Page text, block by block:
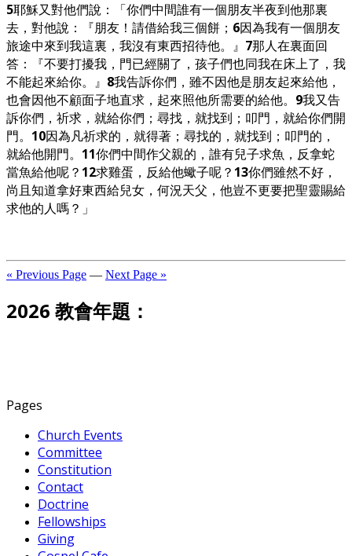
5耶穌又對他們說：「你們中間誰有一個朋友半夜到他那裏
去，對他說：『朋友！請借給我三個餅； 6因為我有一個朋友
旅途中來到我這裏，我沒有東西招待他。』 7那人在裏面回
答：『不要打擾我，門已經關了，孩子們也同我在床上了，我
不能起來給你。』 8我告訴你們，雖不因他是朋友起來給他，
也會因他不顧面子地直求，起來照他所需要的給他。 9我又告
訴你們，祈求，就給你們；尋找，就找到；叩門，就給你們開
門。 10因為凡祈求的，就得著；尋找的，就找到；叩門的，
就給他開門。 11你們中間作父親的，誰有兒子求魚，反拿蛇
當魚給他呢？ 12求雞蛋，反給他蠍子呢？ 13你們雖然不好，
尚且知道拿好東西給兒女，何況天父，他豈不更要把聖靈賜給
求他的人嗎？」
« Previous Page — Next Page »
2026 教會年題：
Pages
Church Events
Committee
Constitution
Contact
Doctrine
Fellowships
Giving